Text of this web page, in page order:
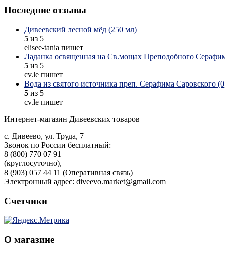
Последние отзывы
Дивеевский лесной мёд (250 мл)
5 из 5
elisee-tania пишет
Ладанка освященная на Св.мощах Преподобного
5 из 5
cv.le пишет
Вода из святого источника преп. Серафима Саровского
5 из 5
cv.le пишет
Интернет-магазин Дивеевских товаров
с. Дивеево, ул. Труда, 7
Звонок по России бесплатный:
8 (800) 770 07 91
(круглосуточно),
8 (903) 057 44 11 (Оперативная связь)
Электронный адрес: diveevo.market@gmail.com
Счетчики
О магазине